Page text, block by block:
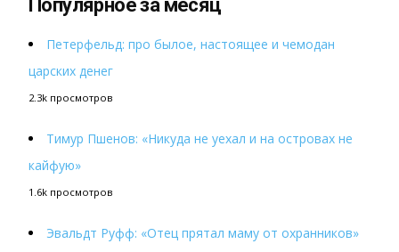
Популярное за месяц
Петерфельд: про былое, настоящее и чемодан
царских денег
2.3k просмотров
Тимур Пшенов: «Никуда не уехал и на островах не
кайфую»
1.6k просмотров
Эвальдт Руфф: «Отец прятал маму от охранников»